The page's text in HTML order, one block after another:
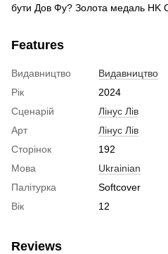
бути Дов Фу? Золота медаль HK
Features
Видавництво
Видавництво
Рік
2024
Сценарій
Лінус Лів
Арт
Лінус Лів
Сторінок
192
Мова
Ukrainian
Палітурка
Softcover
Вік
12
Reviews